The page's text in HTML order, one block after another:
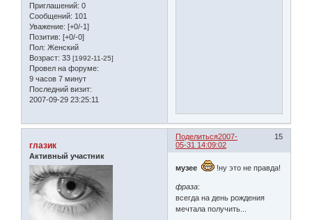
Приглашений: 0
Сообщений: 101
Уважение: [+0/-1]
Позитив: [+0/-0]
Пол: Женский
Возраст: 33 [1992-11-25]
Провел на форуме:
9 часов 7 минут
Последний визит:
2007-09-29 23:25:11
Поделиться 15
2007-
05-31 14:09:02
глазик
Активный участник
музее
!ну это не правда!
фраза:
всегда на день рождения
мечтала получить...